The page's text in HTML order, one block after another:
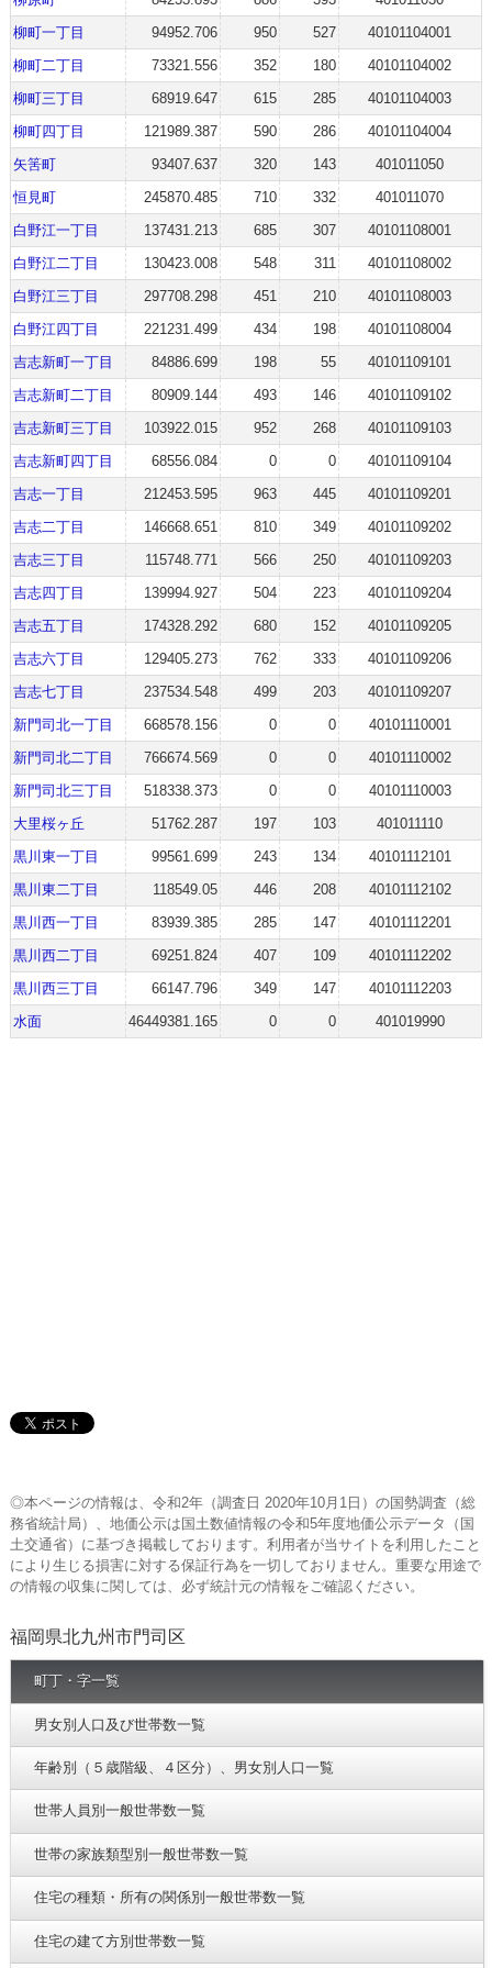
柳町一丁目
94952.706 950 527
40101104001
柳町二丁目
73321.556 352 180
40101104002
柳町三丁目
68919.647 615 285
40101104003
柳町四丁目
121989.387 590 286
40101104004
矢筈町
93407.637 320 143
401011050
恒見町
245870.485 710 332
401011070
白野江一丁目
137431.213 685 307
40101108001
白野江二丁目
130423.008 548 311
40101108002
白野江三丁目
297708.298 451 210
40101108003
白野江四丁目
221231.499 434 198
40101108004
吉志新町一丁目
84886.699 198 55
40101109101
吉志新町二丁目
80909.144 493 146
40101109102
吉志新町三丁目
103922.015 952 268
40101109103
吉志新町四丁目
68556.084 0 0
40101109104
吉志一丁目
212453.595 963 445
40101109201
吉志二丁目
146668.651 810 349
40101109202
吉志三丁目
115748.771 566 250
40101109203
吉志四丁目
139994.927 504 223
40101109204
吉志五丁目
174328.292 680 152
40101109205
吉志六丁目
129405.273 762 333
40101109206
吉志七丁目
237534.548 499 203
40101109207
新門司北一丁目
668578.156 0 0
40101110001
新門司北二丁目
766674.569 0 0
40101110002
新門司北三丁目
518338.373 0 0
40101110003
大里桜ヶ丘
51762.287 197 103
401011110
黒川東一丁目
99561.699 243 134
40101112101
黒川東二丁目
118549.05 446 208
40101112102
黒川西一丁目
83939.385 285 147
40101112201
黒川西二丁目
69251.824 407 109
40101112202
黒川西三丁目
66147.796 349 147
40101112203
水面
46449381.165 0 0 401019990
◎本ページの情報は、令和2年（調査日 2020年10月1日）の国勢調査（総
務省統計局）、地価公示は国土数値情報の令和5年度地価公示データ（国
土交通省）に基づき掲載しております。利用者が当サイトを利用したこと
により生じる損害に対する保証行為を一切しておりません。重要な用途で
の情報の収集に関しては、必ず統計元の情報をご確認ください。
福岡県北九州市門司区
町丁・字一覧
男女別人口及び世帯数一覧
年齢別（５歳階級、４区分）、男女別人口一覧
世帯人員別一般世帯数一覧
世帯の家族類型別一般世帯数一覧
住宅の種類・所有の関係別一般世帯数一覧
住宅の建て方別世帯数一覧